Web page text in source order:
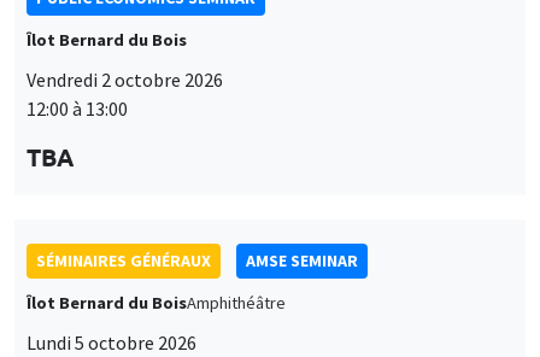
Îlot Bernard du Bois
Vendredi 2 octobre 2026
12:00 à 13:00
TBA
SÉMINAIRES GÉNÉRAUX
AMSE SEMINAR
Îlot Bernard du BoisAmphithéâtre
Lundi 5 octobre 2026